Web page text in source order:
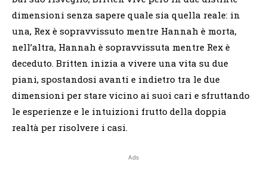
dimensioni senza sapere quale sia quella reale: in
una, Rex è sopravvissuto mentre Hannah è morta,
nell’altra, Hannah è sopravvissuta mentre Rex è
deceduto. Britten inizia a vivere una vita su due
piani, spostandosi avanti e indietro tra le due
dimensioni per stare vicino ai suoi cari e sfruttando
le esperienze e le intuizioni frutto della doppia
realtà per risolvere i casi.
Ads